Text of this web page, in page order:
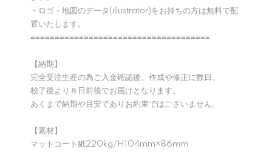
・ロゴ・地図のデータ(illustrator)をお持ちの方は無料で配
置いたします。
≡≡≡≡≡≡≡≡≡≡≡≡≡≡≡≡≡≡≡≡≡≡≡≡≡≡≡≡≡≡≡≡≡≡≡≡≡
【納期】
完全受注生産の為ご入金確認後、作成や修正に数日、
校了後より８日前後でお届けとなります。
あくまで納期や目安でありお約束ではございません。
【素材】
マットコート紙220kg/H104mm×86mm